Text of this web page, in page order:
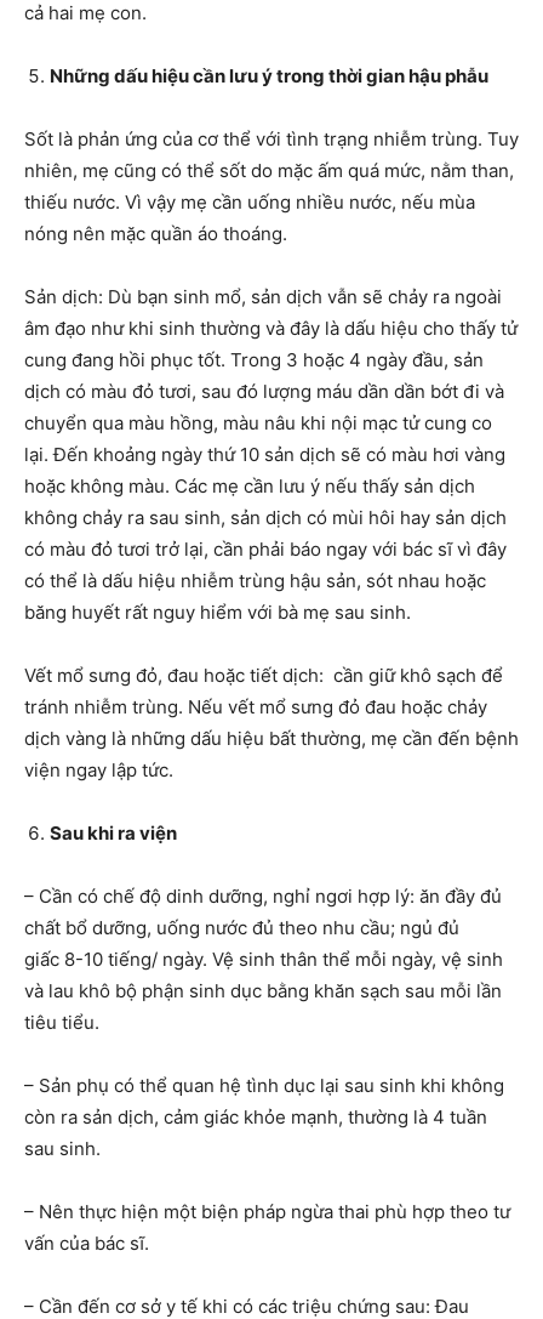
cả hai mẹ con.
Những dấu hiệu cần lưu ý trong thời gian hậu phẫu
Sốt là phản ứng của cơ thể với tình trạng nhiễm trùng. Tuy
nhiên, mẹ cũng có thể sốt do mặc ấm quá mức, nằm than,
thiếu nước. Vì vậy mẹ cần uống nhiều nước, nếu mùa
nóng nên mặc quần áo thoáng.
Sản dịch: Dù bạn sinh mổ, sản dịch vẫn sẽ chảy ra ngoài
âm đạo như khi sinh thường và đây là dấu hiệu cho thấy tử
cung đang hồi phục tốt. Trong 3 hoặc 4 ngày đầu, sản
dịch có màu đỏ tươi, sau đó lượng máu dần dần bớt đi và
chuyển qua màu hồng, màu nâu khi nội mạc tử cung co
lại. Đến khoảng ngày thứ 10 sản dịch sẽ có màu hơi vàng
hoặc không màu. Các mẹ cần lưu ý nếu thấy sản dịch
không chảy ra sau sinh, sản dịch có mùi hôi hay sản dịch
có màu đỏ tươi trở lại, cần phải báo ngay với bác sĩ vì đây
có thể là dấu hiệu nhiễm trùng hậu sản, sót nhau hoặc
băng huyết rất nguy hiểm với bà mẹ sau sinh.
Vết mổ sưng đỏ, đau hoặc tiết dịch: cần giữ khô sạch để
tránh nhiễm trùng. Nếu vết mổ sưng đỏ đau hoặc chảy
dịch vàng là những dấu hiệu bất thường, mẹ cần đến bệnh
viện ngay lập tức.
Sau khi ra viện
– Cần có chế độ dinh dưỡng, nghỉ ngơi hợp lý: ăn đầy đủ
chất bổ dưỡng, uống nước đủ theo nhu cầu; ngủ đủ
giấc 8-10 tiếng/ ngày. Vệ sinh thân thể mỗi ngày, vệ sinh
và lau khô bộ phận sinh dục bằng khăn sạch sau mỗi lần
tiêu tiểu.
– Sản phụ có thể quan hệ tình dục lại sau sinh khi không
còn ra sản dịch, cảm giác khỏe mạnh, thường là 4 tuần
sau sinh.
– Nên thực hiện một biện pháp ngừa thai phù hợp theo tư
vấn của bác sĩ.
– Cần đến cơ sở y tế khi có các triệu chứng sau: Đau